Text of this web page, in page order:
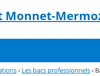
Monnet-
› Les bacs professionnels›